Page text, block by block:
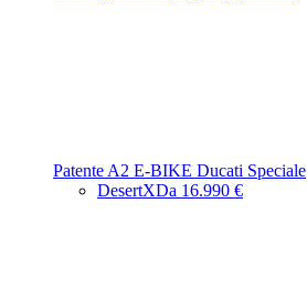
Patente A2 E-BIKE Ducati Speciale
DesertXDa 16.990 €